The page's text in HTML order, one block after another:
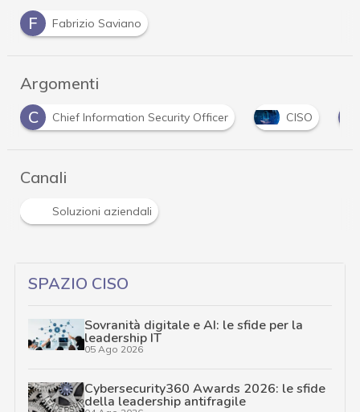
F
Fabrizio Saviano
Argomenti
CISO C Cloud D Data Loss Prevention
Canali
Soluzioni aziendali
SPAZIO CISO
Sovranità digitale e AI: le sfide per la
leadership IT
05 Ago 2026
Cybersecurity360 Awards 2026: le sfide
della leadership antifragile